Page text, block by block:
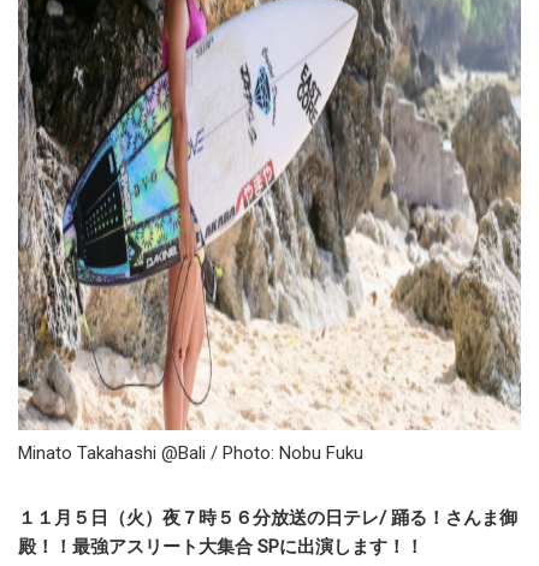
Minato Takahashi @Bali / Photo: Nobu Fuku
１１月５日（火）夜７時５６分放送の日テレ/ 踊る！さんま御
殿！！最強アスリート大集合 SPに出演します！！